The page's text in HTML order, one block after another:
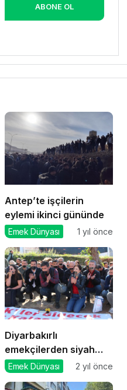
ABONE OL
Antep’te işçilerin
eylemi ikinci gününde
Emek Dünyası 1 yıl önce
Diyarbakırlı
emekçilerden siyah
bantlı protesto
Emek Dünyası 2 yıl önce